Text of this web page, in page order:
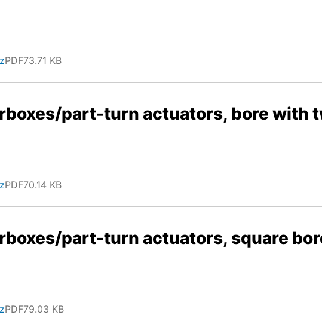
PDF73.71 KB
part-turn actuators, bore with
PDF70.14 KB
part-turn actuators, square
PDF79.03 KB